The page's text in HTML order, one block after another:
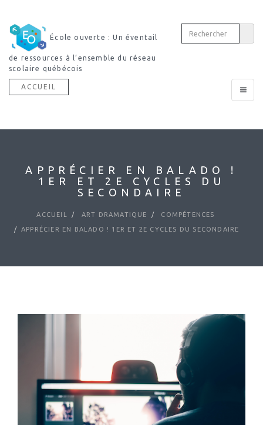
École ouverte : Un éventail
de ressources à l’ensemble du réseau
scolaire québécois
Toggle
ACCUEIL
APPRÉCIER EN BALADO !
1ER ET 2E CYCLES DU
SECONDAIRE
ACCUEIL ART DRAMATIQUE COMPÉTENCES
APPRÉCIER EN BALADO ! 1ER ET 2E CYCLES DU SECONDAIRE